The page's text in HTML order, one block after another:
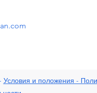
Условия и положения -